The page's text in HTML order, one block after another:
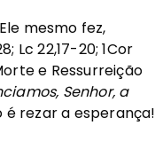
mesmo fez,
Lc 22,17-20; 1Cor
e Ressurreição
Senhor, a
é rezar a esperança!